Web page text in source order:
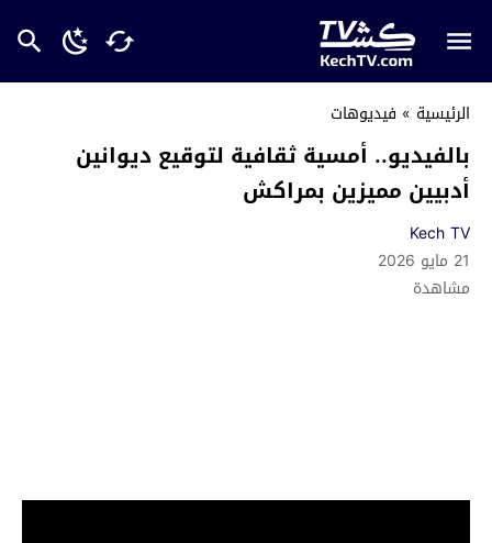
الرئيسية » فيديوهات
بالفيديو.. أمسية ثقافية لتوقيع ديوانين
أدبيين مميزين بمراكش
Kech TV
21 مايو 2026
مشاهدة